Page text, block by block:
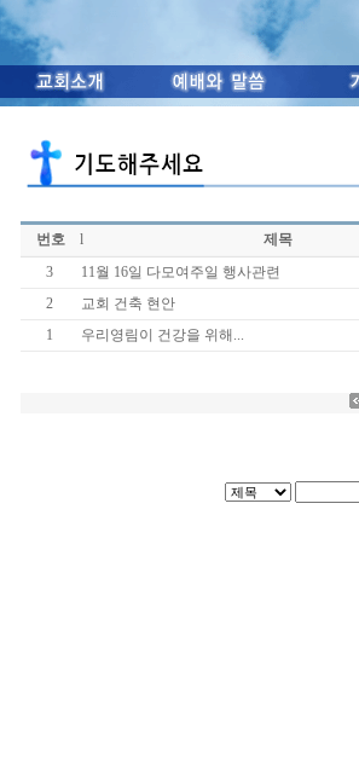
번호 l 제목
3
11월 16일 다모여주일 행사관련
2
교회 건축 현안
1
우리영림이 건강을 위해...